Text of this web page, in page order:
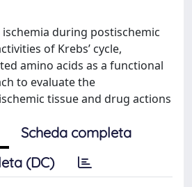
during postischemic
of Krebs’ cycle,
amino acids as a functional
to evaluate the
tissue and drug actions
Scheda completa
(DC)